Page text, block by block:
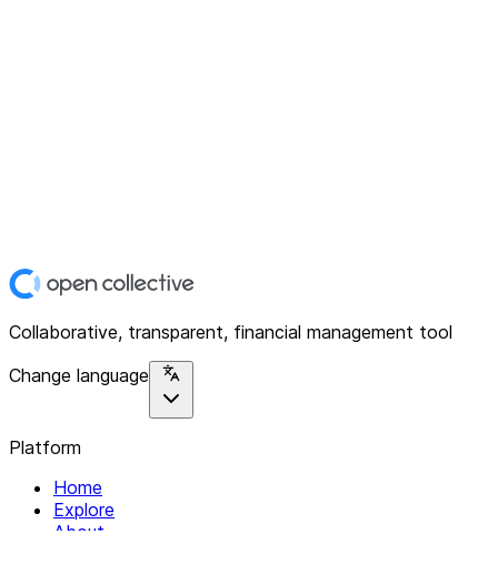
Collaborative, transparent, financial management tool
Change language
Platform
Home
Explore
About